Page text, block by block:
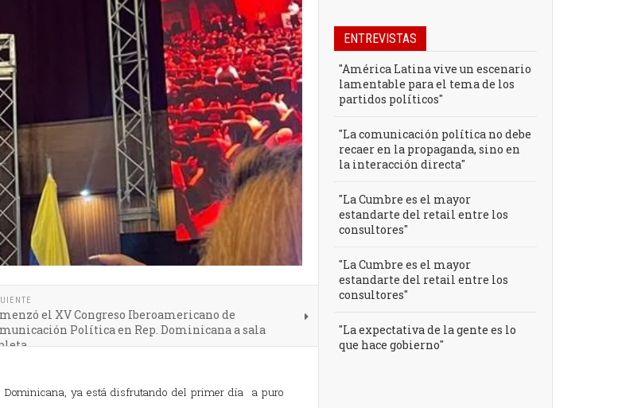
el XV Congreso Iberoamericano de
Política en Rep. Dominicana a sala
Dominicana, ya está disfrutando del primer día a puro
ENTREVISTAS
"América Latina vive un escenario
lamentable para el tema de los
partidos políticos"
"La comunicación política no debe
recaer en la propaganda, sino en
la interacción directa"
"La Cumbre es el mayor
estandarte del retail entre los
consultores"
"La Cumbre es el mayor
estandarte del retail entre los
consultores"
"La expectativa de la gente es lo
que hace gobierno"